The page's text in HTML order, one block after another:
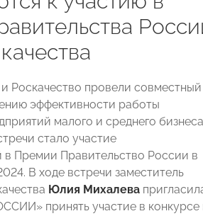
провели совместный
эффективности работы
малого и среднего
стало участие
в Премии Правительство России в
В ходе встречи заместитель
Юлия Михалева
принять участие в конкурсе